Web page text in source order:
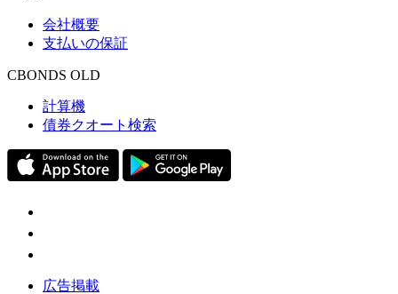
会社概要
支払いの保証
CBONDS OLD
計算機
債券クオート検索
広告掲載